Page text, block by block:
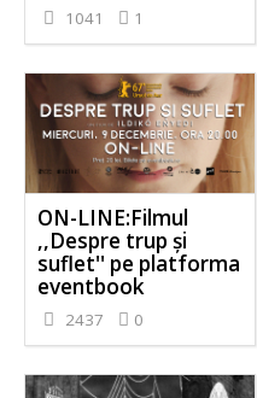
1041 1
ON-LINE:Filmul
,,Despre trup și
suflet'' pe platforma
eventbook
2437 0